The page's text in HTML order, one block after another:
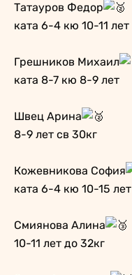
Татауров Федор
ката 6-4 кю 10-11 лет
Грешников Михаил
ката 8-7 кю 8-9 лет
Швец Арина
8-9 лет св 30кг
Кожевникова София
ката 6-4 кю 10-15 лет
Смиянова Алина
10-11 лет до 32кг